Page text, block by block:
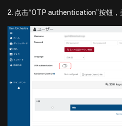
2. 点击“OTP authentication”按钮，